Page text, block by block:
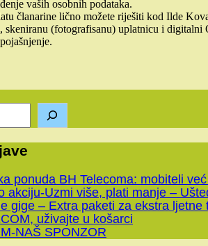
vaših osobnih podataka.
članarine lično možete riješiti kod Ilde
(fotografisanu) uplatnicu i digitalni
ponuda BH Telecoma: mobiteli
akciju-Uzmi više, plati manje –
gige – Extra paketi za ekstra ljetne
uživajte u košarci
NAŠ SPONZOR